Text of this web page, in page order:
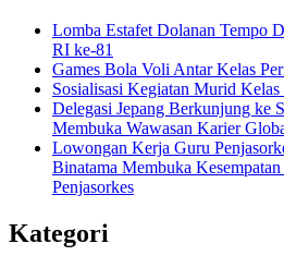
Lomba Estafet Dolanan Tempo
RI ke-81
Games Bola Voli Antar Kelas
Sosialisasi Kegiatan Murid
Delegasi Jepang Berkunjung ke
Membuka Wawasan Karier
Lowongan Kerja Guru
Binatama Membuka
Penjasorkes
Kategori